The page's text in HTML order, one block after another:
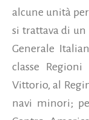
alcune unità
si trattava di un
Generale
classe
Vittorio, al
navi minori;